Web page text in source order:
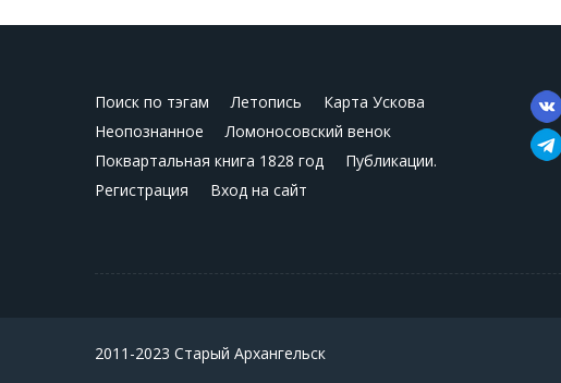
Поиск по тэгам Летопись
Карта Ускова
Неопознанное
Ломоносовский венок
Поквартальная книга 1828 год
Публикации.
Регистрация
Вход на сайт
2011-2023 Старый Архангельск